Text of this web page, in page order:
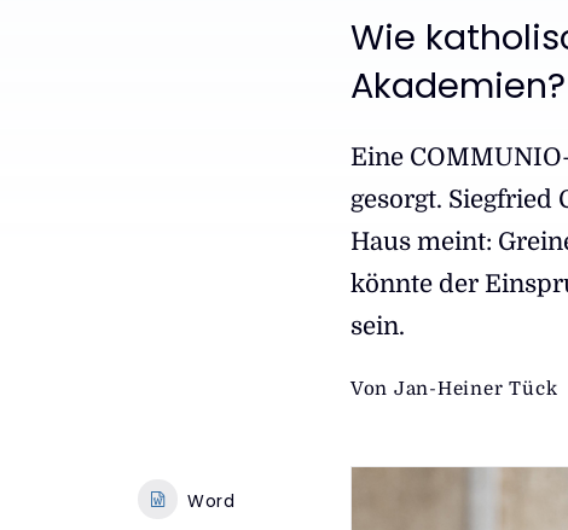
:
Wie
Akademien?
Eine
gesorgt.
Haus meint:
könnte der
sein.
Von Jan-Heiner Tück
Word